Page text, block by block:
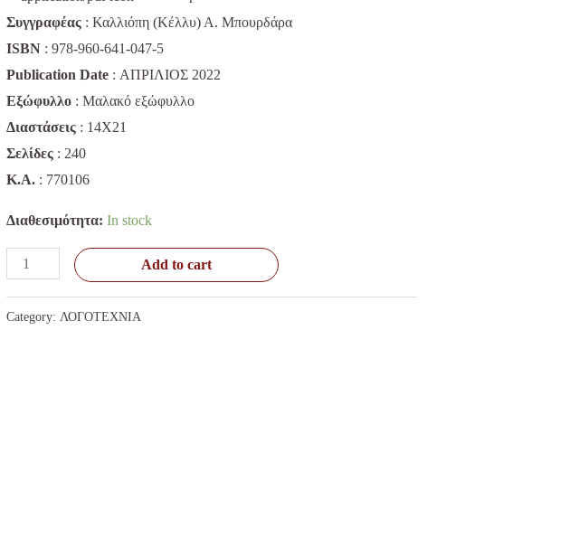
Συγγραφέας : Καλλιόπη (Κέλλυ) Α. Μπουρδάρα
ISBN : 978-960-641-047-5
Publication Date : ΑΠΡΙΛΙΟΣ 2022
Εξώφυλλο : Μαλακό εξώφυλλο
Διαστάσεις : 14Χ21
Σελίδες : 240
K.A. : 770106
Διαθεσιμότητα: In stock
Add to cart
Category: ΛΟΓΟΤΕΧΝΙΑ